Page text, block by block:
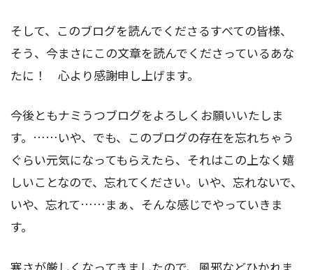
そして、このブログを読んでくださるすべての皆様、
そう、今まさにこの文章を読んでくださっているあな
たに！ 心より感謝申し上げます。
今後ともナミうつブログをよろしくお願いいたしま
す。……いや、でも、このブログの存在を忘れちゃう
ぐらい元気になってもらえたら、それはこの上なく嬉
しいことなので、忘れてください。いや、忘れないで、
いや、忘れて……まぁ、そんな感じでやっていきま
す。